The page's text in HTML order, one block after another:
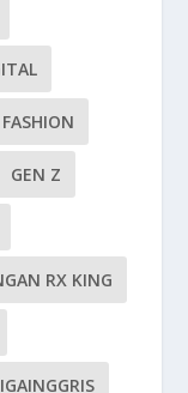
FASHION
GEN Z
RX KING